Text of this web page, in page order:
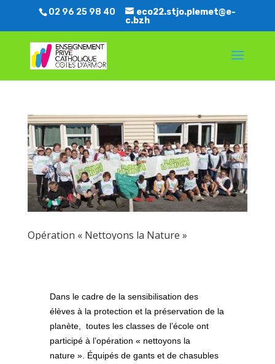
02 96 25 98 40
eco22.stjo.plemet@e-
c.bzh
Opération « Nettoyons la Nature »
Dans le cadre de la sensibilisation des
élèves à la protection et la préservation de la
planète, toutes les classes de l’école ont
participé à l’opération « nettoyons la
nature ». Équipés de gants et de chasubles